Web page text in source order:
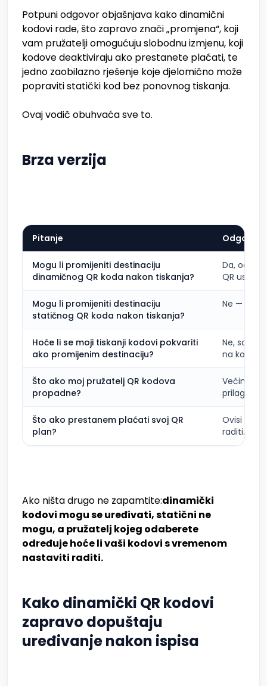
Potpuni odgovor objašnjava kako dinamični
kodovi rade, što zapravo znači „promjena“, koji
vam pružatelji omogućuju slobodnu izmjenu, koji
kodove deaktiviraju ako prestanete plaćati, te
jedno zaobilazno rješenje koje djelomično može
popraviti statički kod bez ponovnog tiskanja.
Ovaj vodič obuhvaća sve to.
Brza verzija
Pitanje Odgovor
Mogu li promijeniti destinaciju
dinamičnog QR koda nakon tiskanja?
Da,
QR usluga.
Mogu li promijeniti destinaciju
statičnog QR koda nakon tiskanja?
Ne — URL
Hoće li se moji tiskanji kodovi pokvariti
ako promijenim destinaciju?
Ne, sami
na koji
Što ako moj pružatelj QR kodova
propadne?
Većina
Što ako prestanem plaćati svoj QR
plan?
Ovisi o
raditi.
Ako ništa drugo ne zapamtite:dinamički
kodovi mogu se uređivati, statični ne
mogu, a pružatelj kojeg odaberete
određuje hoće li vaši kodovi s vremenom
nastaviti raditi.
Kako dinamički QR kodovi
zapravo dopuštaju
uređivanje nakon ispisa